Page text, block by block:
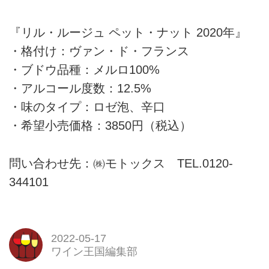
『リル・ルージュ ペット・ナット 2020年』
・格付け：ヴァン・ド・フランス
・ブドウ品種：メルロ100%
・アルコール度数：12.5%
・味のタイプ：ロゼ泡、辛口
・希望小売価格：3850円（税込）
問い合わせ先：㈱モトックス TEL.0120-
344101
2022-05-17
ワイン王国編集部